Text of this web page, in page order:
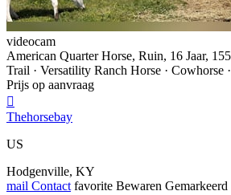
videocam
American Quarter Horse, Ruin, 16 Jaar,
Trail · Versatility Ranch Horse · Cowhorse
Prijs op aanvraag

Thehorsebay
US
Hodgenville, KY
mail Contact favorite Bewaren Gemarkeerd